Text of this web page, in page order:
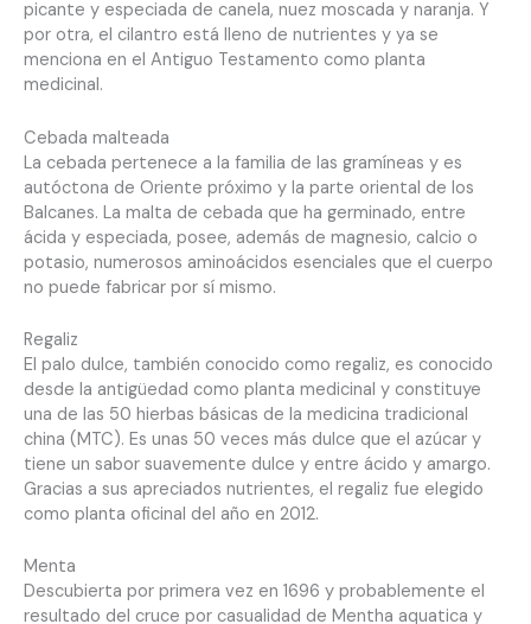
picante y especiada de canela, nuez moscada y naranja. Y
por otra, el cilantro está lleno de nutrientes y ya se
menciona en el Antiguo Testamento como planta
medicinal.
Cebada malteada
La cebada pertenece a la familia de las gramíneas y es
autóctona de Oriente próximo y la parte oriental de los
Balcanes. La malta de cebada que ha germinado, entre
ácida y especiada, posee, además de magnesio, calcio o
potasio, numerosos aminoácidos esenciales que el cuerpo
no puede fabricar por sí mismo.
Regaliz
El palo dulce, también conocido como regaliz, es conocido
desde la antigüedad como planta medicinal y constituye
una de las 50 hierbas básicas de la medicina tradicional
china (MTC). Es unas 50 veces más dulce que el azúcar y
tiene un sabor suavemente dulce y entre ácido y amargo.
Gracias a sus apreciados nutrientes, el regaliz fue elegido
como planta oficinal del año en 2012.
Menta
Descubierta por primera vez en 1696 y probablemente el
resultado del cruce por casualidad de Mentha aquatica y